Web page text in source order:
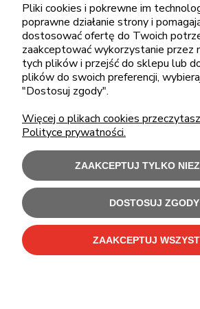
pon.-piąt.: 08:00-16:00
sklep@cebit.pl
ZAKUPY
POMOC
MOJE KONTO
INFORMACJE
Użytkowanie sklepu oznacza zgodę na
Pliki cookies i pokrewne im
poprawne działanie strony i
dostosować ofertę do Twoich
zaakceptować wykorzystanie przez
tych plików i przejść do sklepu lub
plików do swoich preferencji,
"Dostosuj zgody".
Więcej o plikach cookies
Polityce prywatności.
ZAAKCEPTUJ TYLKO
DOSTOSUJ ZGODY
ZAAKCEPTUJ